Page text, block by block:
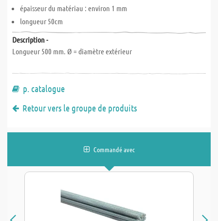
épaisseur du matériau : environ 1 mm
longueur 50cm
Description -
Longueur 500 mm. Ø = diamètre extérieur
p. catalogue
Retour vers le groupe de produits
Commandé avec